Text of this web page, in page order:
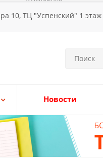
10, ТЦ "Успенский" 1 этаж
Новости